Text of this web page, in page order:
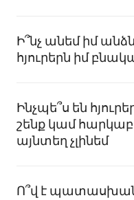
Ի՞նչ անեմ իմ
հյուրերն իմ
Ինչպե՞ս են
շենք կամ
այնտեղ չլինեմ
Ո՞վ է